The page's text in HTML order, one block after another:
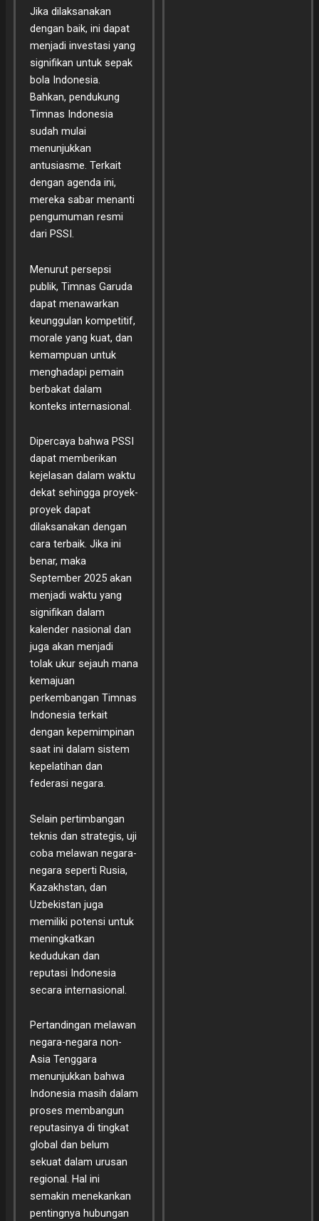
Jika dilaksanakan
dengan baik, ini dapat
menjadi investasi yang
signifikan untuk sepak
bola Indonesia.
Bahkan, pendukung
Timnas Indonesia
sudah mulai
menunjukkan
antusiasme. Terkait
dengan agenda ini,
mereka sabar menanti
pengumuman resmi
dari PSSI.
Menurut persepsi
publik, Timnas Garuda
dapat menawarkan
keunggulan kompetitif,
morale yang kuat, dan
kemampuan untuk
menghadapi pemain
berbakat dalam
konteks internasional.
Dipercaya bahwa PSSI
dapat memberikan
kejelasan dalam waktu
dekat sehingga proyek-
proyek dapat
dilaksanakan dengan
cara terbaik. Jika ini
benar, maka
September 2025 akan
menjadi waktu yang
signifikan dalam
kalender nasional dan
juga akan menjadi
tolak ukur sejauh mana
kemajuan
perkembangan Timnas
Indonesia terkait
dengan kepemimpinan
saat ini dalam sistem
kepelatihan dan
federasi negara.
Selain pertimbangan
teknis dan strategis, uji
coba melawan negara-
negara seperti Rusia,
Kazakhstan, dan
Uzbekistan juga
memiliki potensi untuk
meningkatkan
kedudukan dan
reputasi Indonesia
secara internasional.
Pertandingan melawan
negara-negara non-
Asia Tenggara
menunjukkan bahwa
Indonesia masih dalam
proses membangun
reputasinya di tingkat
global dan belum
sekuat dalam urusan
regional. Hal ini
semakin menekankan
pentingnya hubungan